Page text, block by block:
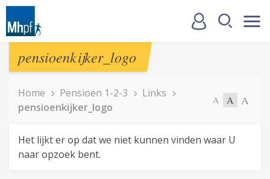
pensioenkijker_logo
Home Pensioen 1-2-3
Links
pensioenkijker_logo
A A A
Het lijkt er op dat we niet kunnen vinden waar U
naar opzoek bent.